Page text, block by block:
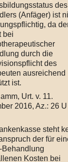
des
(Anfäger) ist
da
bei
durch die
des
ausreichend
ist.
Urt. v. 11.
2016, Az.: 26 U
steht
der für
Behandlung
Kosten bei